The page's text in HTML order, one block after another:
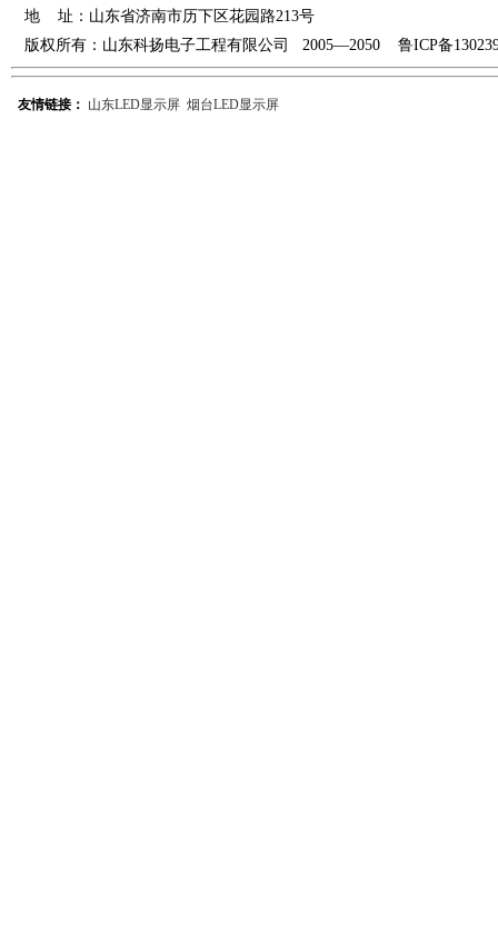
地 址：山东省济南市历下区花园路213号
版权所有：山东科扬电子工程有限公司 2005—2050 鲁ICP备
友情链接： 山东LED显示屏 烟台LED显示屏